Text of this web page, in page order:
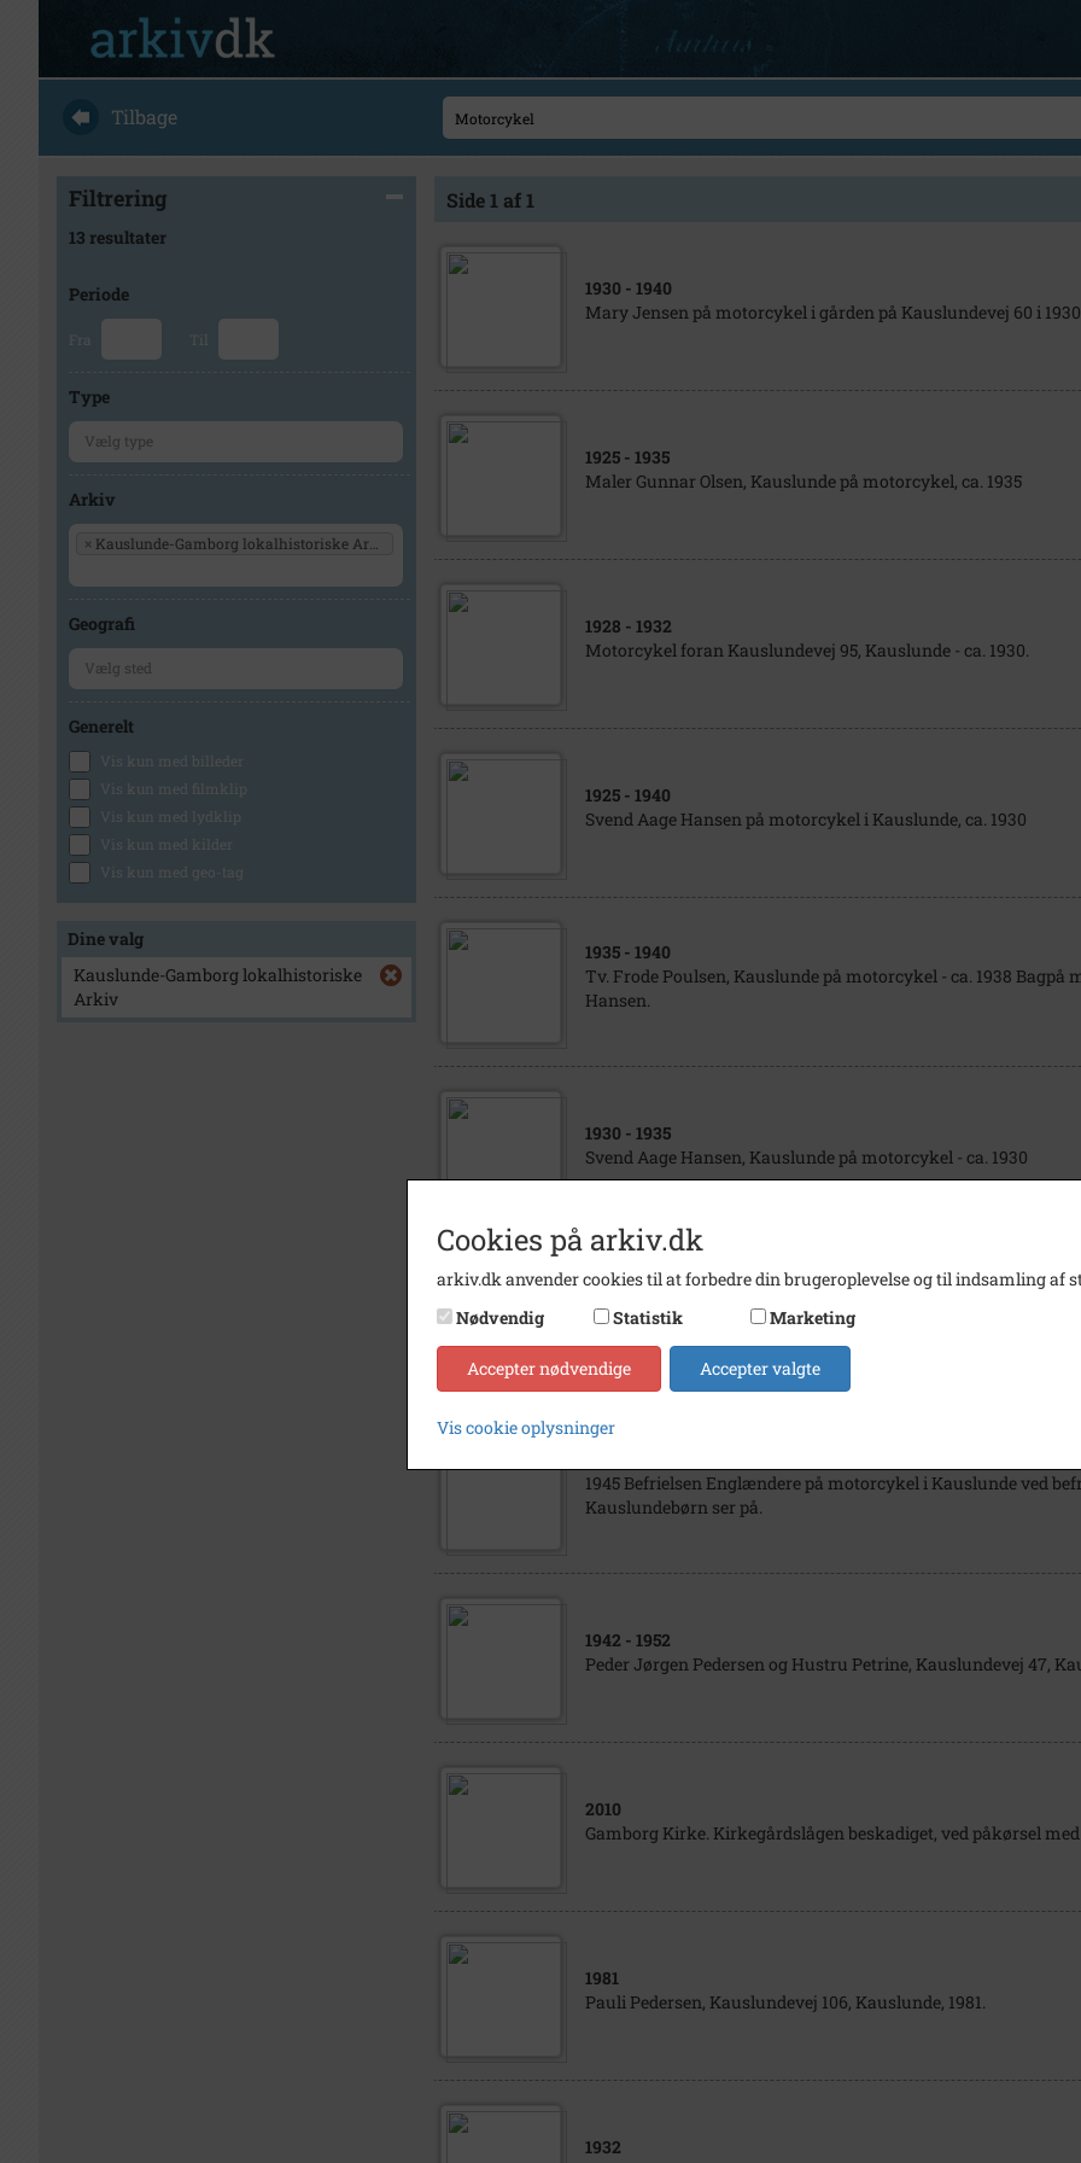
Tilbage
Filtrering
13 resultater
Periode
Fra Til
Type
Arkiv
× Kauslunde-Gamborg lokalhistoriske Arkiv
Geografi
Generelt
Vis kun med billeder
Vis kun med filmklip
Vis kun med lydklip
Vis kun med kilder
Vis kun med geo-tag
Dine valg
Kauslunde-Gamborg lokalhistoriske
Arkiv
Side 1 af 1
1930 - 1940
Mary Jensen på motorcykel i gården på Kauslundevej 60 i
1925 - 1935
Maler Gunnar Olsen, Kauslunde på motorcykel, ca. 1935
1928 - 1932
Motorcykel foran Kauslundevej 95, Kauslunde - ca. 1930.
1925 - 1940
Svend Aage Hansen på motorcykel i Kauslunde, ca. 1930
1935 - 1940
Tv. Frode Poulsen, Kauslunde på motorcykel - ca. 1938 Bagpå
Hansen.
1930 - 1935
Svend Aage Hansen, Kauslunde på motorcykel - ca. 1930
1945 Befrielsen Motorcykel og bil studeres i Kauslunde ved
1945 Befrielsen Englændere på motorcykel i Kauslunde ved
Kauslundebørn ser på.
1942 - 1952
Peder Jørgen Pedersen og Hustru Petrine, Kauslundevej 47,
2010
Gamborg Kirke. Kirkegårdslågen beskadiget, ved påkørsel
1981
Pauli Pedersen, Kauslundevej 106, Kauslunde, 1981.
1932
Cookies på arkiv.dk
arkiv.dk anvender cookies til at forbedre din brugeroplevelse og til indsamling af
Nødvendig
Statistik Marketing
Accepter nødvendige Accepter valgte
Vis cookie oplysninger